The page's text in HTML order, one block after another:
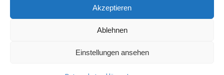
Akzeptieren
Ablehnen
Einstellungen ansehen
sprechen Sie uns gerne an.